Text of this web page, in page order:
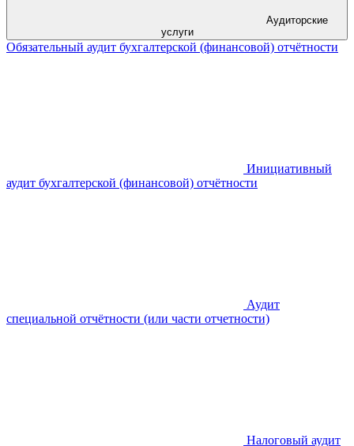
услуги
Обязательный аудит бухгалтерской (финансовой) отчётности
Инициативный
аудит бухгалтерской (финансовой) отчётности
Аудит
специальной отчётности (или части отчетности)
Налоговый аудит